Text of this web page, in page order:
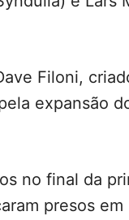
Filoni,
expansão
no final da
presos em